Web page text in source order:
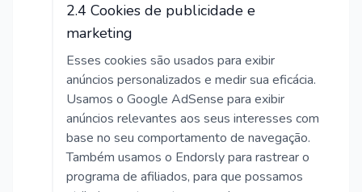
2.4 Cookies de publicidade e
marketing
Esses cookies são usados para exibir
anúncios personalizados e medir sua eficácia.
Usamos o Google AdSense para exibir
anúncios relevantes aos seus interesses com
base no seu comportamento de navegação.
Também usamos o Endorsly para rastrear o
programa de afiliados, para que possamos